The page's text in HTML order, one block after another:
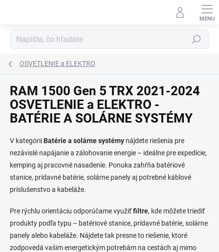
Hľadať
OSVETLENIE a ELEKTRO
RAM 1500 Gen 5 TRX 2021-2024
OSVETLENIE a ELEKTRO -
BATÉRIE A SOLÁRNE SYSTÉMY
V kategóriiBatérie a solárne systémy nájdete riešenia pre
nezávislé napájanie a zálohovanie energie – ideálne pre expedície,
kemping aj pracovné nasadenie. Ponuka zahŕňa batériové
stanice, prídavné batérie, solárne panely aj potrebné káblové
príslušenstvo a kabeláže.
Pre rýchlu orientáciu odporúčame využiťfiltre, kde môžete triediť
produkty podľa typu – batériové stanice, prídavné batérie, solárne
panely alebo kabeláže. Nájdete tak presne to riešenie, ktoré
zodpovedá vašim energetickým potrebám na cestách aj mimo